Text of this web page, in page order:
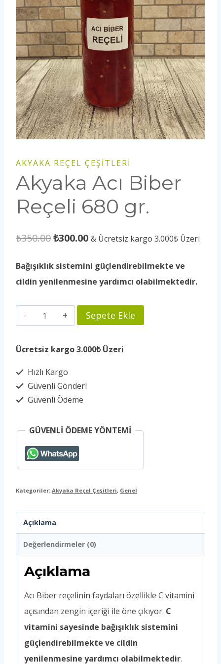
AKYAKA REÇEL ÇEŞITLERI
Akyaka Acı Biber
Reçeli 680 gr.
₺350.00Orijinal
₺350.00.
₺300.00Şu
fiyat:
& Ücretsiz kargo 3.000₺ Üzeri
Bağışıklık sistemini güçlendirebilmekte ve
cildin yenilenmesine yardımcı olabilmektedir.
Akyaka
Acı
Biber
680
gr.
Sepete Ekle
Ücretsiz kargo 3.000₺ Üzeri
Hızlı Kargo
Güvenli Gönderi
Güvenli Ödeme
GÜVENLİ ÖDEME YÖNTEMİ
Kategoriler: Akyaka Reçel Çeşitleri, Genel
Açıklama
Değerlendirmeler (0)
Açıklama
Acı Biber reçelinin faydaları özellikle C vitamini
açısından zengin içeriği ile öne çıkıyor. C
vitamini sayesinde bağışıklık sistemini
güçlendirebilmekte ve cildin
yenilenmesine yardımcı olabilmektedir.